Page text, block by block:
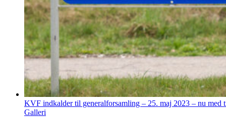
KVF indkalder til generalforsamling – 25. maj 2023 – nu med
Galleri